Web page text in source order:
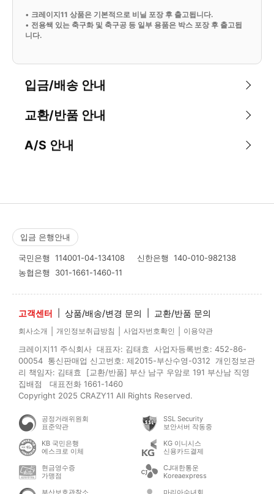
• 크레이지11 상품은 기본적으로 비닐 포장 후 출고됩니다.
• 전용쌕 있는 축구화 및 축구공 등 일부 용품은 박스 포장 후 출고됩
니다.
입금/배송 안내
교환/반품 안내
A/S 안내
입금 은행안내
국민은행 114001-04-134108 신한은행 140-010-982138
농협은행 301-1661-1460-11
고객센터 상품/배송/변경 문의 교환/반품 문의
회사소개 개인정보취급방침 사업자번호확인 이용약관
크레이지11 주식회사 대표자: 김태효 사업자등록번호: 452-86-
00054 통신판매업 신고번호: 제2015-부산수영-0312 개인정보관
리 책임자: 김태효 [교환/반품] 부산 남구 우암로 191 부산남 직영
집배점 대표전화 1661-1460
Copyright 2025 CRAZY11 All Rights Reserved.
공정거래위원회
표준약관
SSL Security
보안서버 작동중
KB 국민은행
에스크로 이체
KG 이니시스
신용카드결제
현금영수증
가맹점
CJ대한통운
Koreaexpress
부산보호관찰소
마리아수녀회